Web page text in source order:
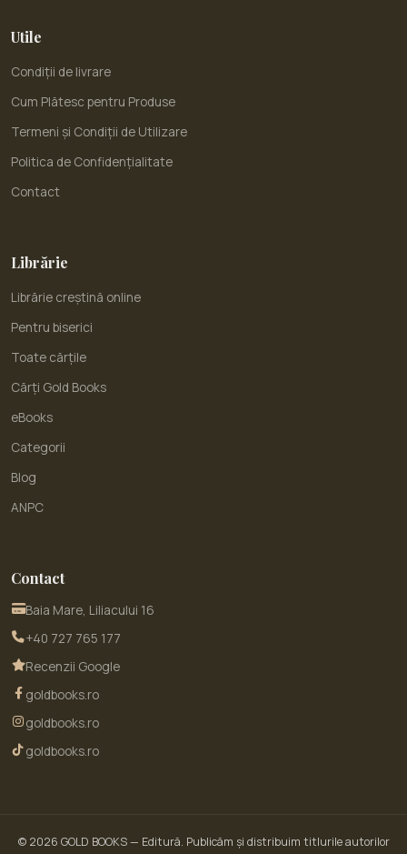
Utile
Condiții de livrare
Cum Plătesc pentru Produse
Termeni și Condiții de Utilizare
Politica de Confidențialitate
Contact
Librărie
Librărie creștină online
Pentru biserici
Toate cărțile
Cărți Gold Books
eBooks
Categorii
Blog
ANPC
Contact
Baia Mare, Liliacului 16
+40 727 765 177
Recenzii Google
goldbooks.ro
goldbooks.ro
goldbooks.ro
© 2026 GOLD BOOKS— Editură. Publicăm și distribuim titlurile autorilor